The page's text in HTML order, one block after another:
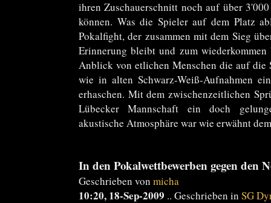
ihren Zuschauerschnitt noch auf über
können. Was die Spieler auf dem Platz
Pokalfight, der zusammen mit dem Sieg
Erinnerung bleibt und zum wiederkommen
Anblick von etlichen Menschen die auf die
wie in alten Schwarz-Weiß-Aufnahmen
erhaschen. Mit dem zwischenzeitlichen
Lübecker Mannschaft ein doch
akustische Atmosphäre war wie erwähnt
In den Pokalwettbewerben gegen den
Geschrieben von micha
10:20, 18-Sep-2009 .. Geschrieben in SG